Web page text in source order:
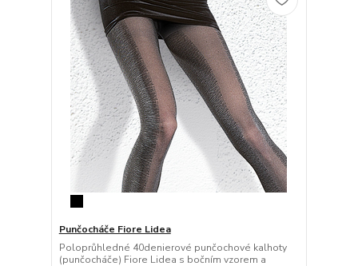
Punčocháče Fiore Lidea
Poloprůhledné 40denierové punčochové kalhoty
(punčocháče) Fiore Lidea s bočním vzorem a